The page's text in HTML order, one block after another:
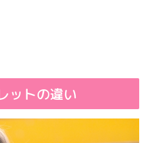
ットの違い